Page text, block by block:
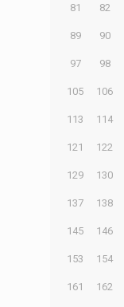
81 82
89 90
97 98
105 106
113 114
121 122
129 130
137 138
145 146
153 154
161 162